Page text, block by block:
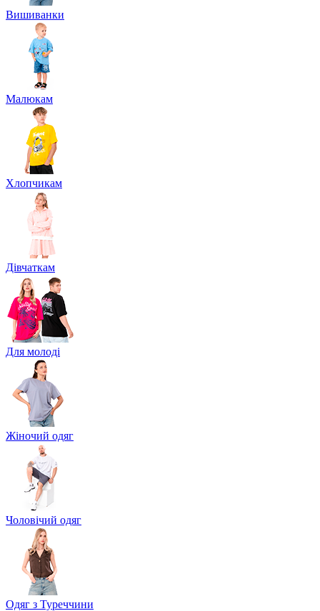
Вишиванки
Малюкам
Хлопчикам
Дівчаткам
Для молоді
Жіночий одяг
Чоловічий одяг
Одяг з Туреччини